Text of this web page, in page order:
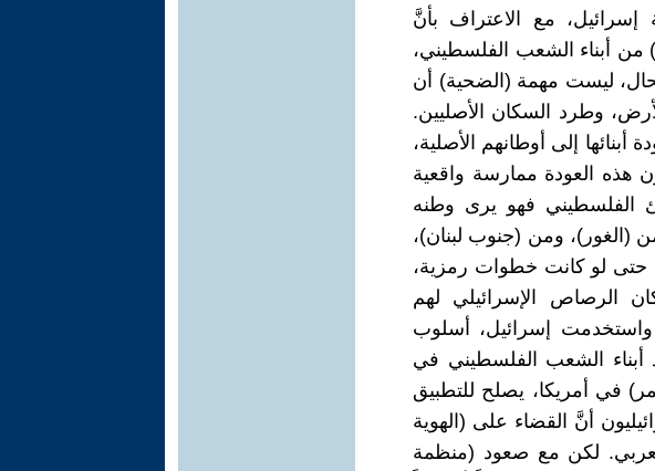
مع الاعتراف بأنَّ
اليهودية الفلسطينية) التي كانت تشكل (7%) من أبناء الشعب الفلسطيني،
ليست مهمة (الضحية) أن
وطرد السكان الأصليين.
إلى أوطانهم الأصلية،
هذه العودة ممارسة واقعية
الفلسطيني فهو يرى وطنه
(الغور)، ومن (جنوب لبنان)،
حتى لو كانت خطوات رمزية،
في (15/5/2011)، حيث كان الرصاص الإسرائيلي لهم
واستخدمت إسرائيل، أسلوب
أبناء الشعب الفلسطيني في
في أمريكا، يصلح للتطبيق
عام 1967 توهم الإسرائيليون أنَّ القضاء على (الهوية
لكن مع صعود (منظمة